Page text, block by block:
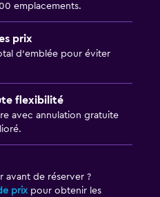
emplacements.
prix
d’emblée pour éviter
flexibilité
avec annulation gratuite
avant de réserver ?
prixpour obtenir les